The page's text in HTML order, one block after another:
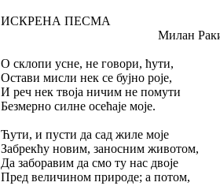
ИСКРЕНА ПЕСМА
Милан
О склопи усне, не говори, ћути,
Остави мисли нек се бујно роје,
И реч нек твоја ничим не помути
Безмерно силне осећаје моје.
Ћути, и пусти да сад жиле моје
Забрекћу новим, заносним животом,
Да заборавим да смо ту нас двоје
Пред величином природе; а потом,